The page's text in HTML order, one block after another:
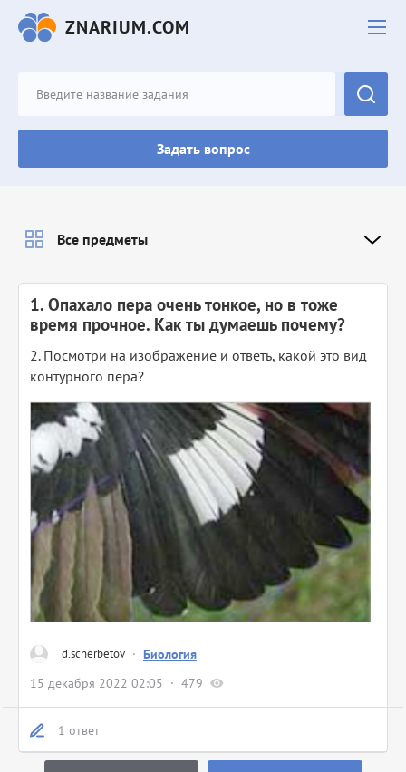
ZNARIUM.COM
Задать вопрос
d.scherbetov · Биология
15 декабря 2022 02:05
479
1. Опахало пера очень тонкое, но в тоже
время прочное. Как ты думаешь почему?
2. Посмотри на изображение и ответь, какой это вид
контурного пера?
1 ответ
Все предметы